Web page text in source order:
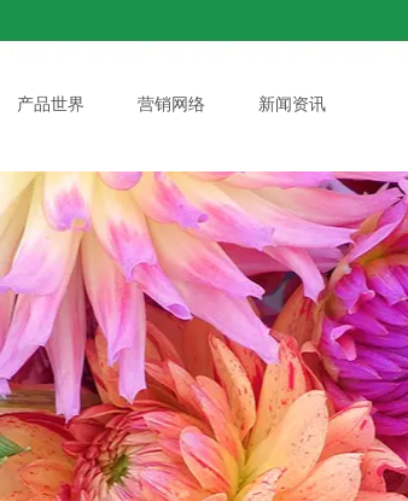
产品世界 营销网络 新闻资讯